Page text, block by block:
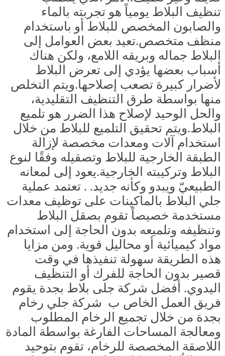
تنظيف البلاط يومياً هو تجربته بالماء
والصابون المخصص للبلاط أو باستخدام
منظف متخصص.تعيد بعض العوامل إلى
البلاط جماله وبريقه اللامع، ولكن هناك
أسباب بعضها يؤدي إلى تعرض البلاط
لأضرار كبيرة تصعب إصلاحها.ويتم التخلص
منها بواسطة طرق التنظيف التقليدية،
والحل الوحيد لإصلاح هذا الضرر هو تلميع
البلاط.ويتم تحقيق التلميع للبلاط من خلال
استخدام آلات ومعدات مخصصة لإزالة
الطبقة الخارجية للبلاط وتصقيله وفقًا لنوع
البلاط وتركيبته الخارجية.يعود إلى لمعانه
الطبيعيّ ويبدو وكأنه جديد. . تعتمد عملية
جلي البلاط بالماكينات على توظيف معدات
مستخدمة خصيصاً تقوم بصقل البلاط
وتنظيفه وتلميعه بدون الحاجة إلى استخدام
مواد كيميائية أو محاليل قوية. ومن مزايا
هذه الطريقة سهولة تنفيذها في وقت
قصير بدون الحاجة للفرك أو التنظيف
اليدوي. أفضل شركة جلى بلاط بجدة يقوم
فريق العمل الخاص ب شركة جلي رخام
بجدة من خلال تجميع الرخام المطلوب
ومعالجة المساحات الفارغة بواسطة المادة
اللاصقة المخصصة للرخام، تقوم بتوحيد